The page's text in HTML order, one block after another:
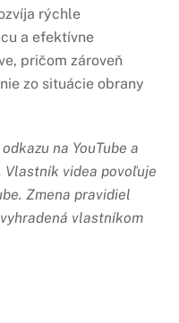
rýchle
a efektívne
pričom zároveň
zo situácie obrany
na YouTube a
Vlastník videa povoľuje
Zmena pravidiel
vlastníkom